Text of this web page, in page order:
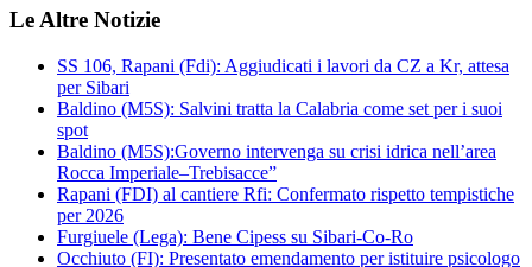
Le Altre Notizie
SS 106, Rapani (Fdi): Aggiudicati i lavori da CZ a Kr, attesa
per Sibari
Baldino (M5S): Salvini tratta la Calabria come set per i suoi
spot
Baldino (M5S):Governo intervenga su crisi idrica nell’area
Rocca Imperiale–Trebisacce”
Rapani (FDI) al cantiere Rfi: Confermato rispetto tempistiche
per 2026
Furgiuele (Lega): Bene Cipess su Sibari-Co-Ro
Occhiuto (FI): Presentato emendamento per istituire psicologo